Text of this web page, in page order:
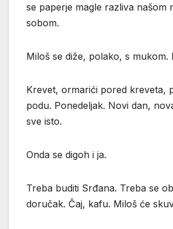
se paperje magle razliva našom
sobom.
Miloš se diže, polako, s mukom.
Krevet, ormarići pored kreveta,
podu. Ponedeljak. Novi dan,
sve isto.
Onda se digoh i ja.
Treba buditi Srđana. Treba se
doručak. Čaj, kafu. Miloš će